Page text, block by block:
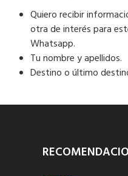
Quiero recibir
otra de interés para
Whatsapp.
Tu nombre y apellidos.
Destino o último